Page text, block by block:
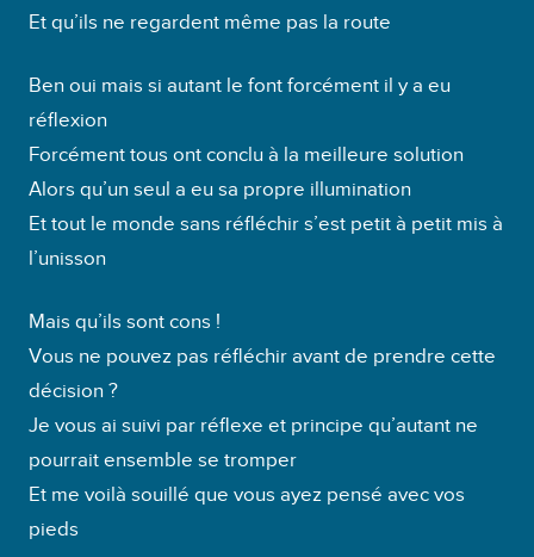
a
d
i
o
Et qu’ils ne regardent même pas la route
Ben oui mais si autant le font forcément il y a eu
réflexion
Forcément tous ont conclu à la meilleure solution
Alors qu’un seul a eu sa propre illumination
Et tout le monde sans réfléchir s’est petit à petit mis à
l’unisson
Mais qu’ils sont cons !
Vous ne pouvez pas réfléchir avant de prendre cette
décision ?
Je vous ai suivi par réflexe et principe qu’autant ne
pourrait ensemble se tromper
Et me voilà souillé que vous ayez pensé avec vos
pieds